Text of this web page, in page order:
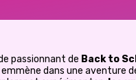
passionnant de Back to
dans une aventure